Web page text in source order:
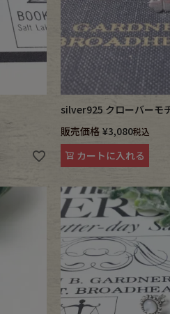
Kidswear
アクセサリーから探す
Cap
Shoes
antique goods
silver925 クローバーモ
販売価格 ¥3,080税込
カートに入れる